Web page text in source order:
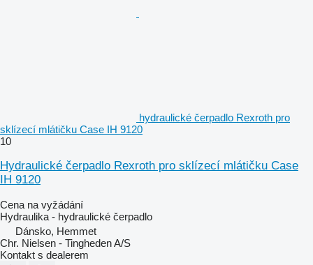
hydraulické čerpadlo Rexroth pro
sklízecí mlátičku Case IH 9120
10
Hydraulické čerpadlo Rexroth pro sklízecí mlátičku Case
IH 9120
Cena na vyžádání
Hydraulika - hydraulické čerpadlo
Dánsko, Hemmet
Chr. Nielsen - Tingheden A/S
Kontakt s dealerem